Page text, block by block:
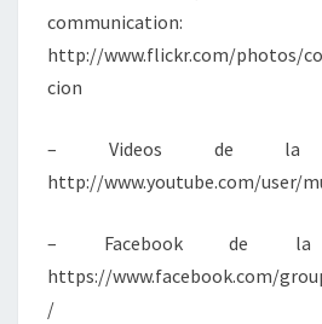
communication:
http://www.flickr.com/photos/
cion
– Videos de la
http://www.youtube.com/user/
– Facebook de la
https://www.facebook.com/
/